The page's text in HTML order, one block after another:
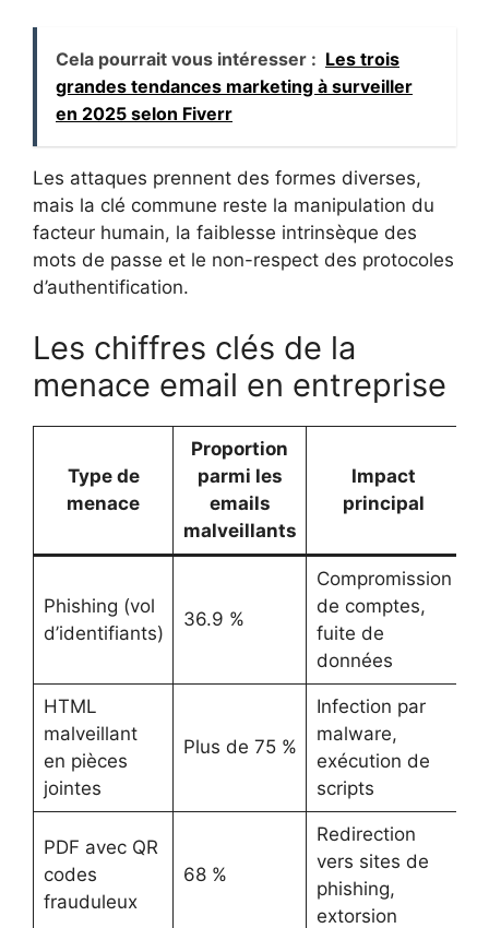
Cela pourrait vous intéresser : Les trois
grandes tendances marketing à surveiller
en 2025 selon Fiverr
Les attaques prennent des formes diverses,
mais la clé commune reste la manipulation du
facteur humain, la faiblesse intrinsèque des
mots de passe et le non-respect des protocoles
d’authentification.
Les chiffres clés de la
menace email en entreprise
Type de
menace
Proportion
parmi les
emails
malveillants
Impact
principal
Phishing (vol
d’identifiants)
36.9 %
Compromission
de comptes,
fuite de
données
HTML
malveillant
en pièces
jointes
Plus de 75 %
Infection par
malware,
exécution de
scripts
PDF avec QR
codes
frauduleux
68 %
Redirection
vers sites de
phishing,
extorsion